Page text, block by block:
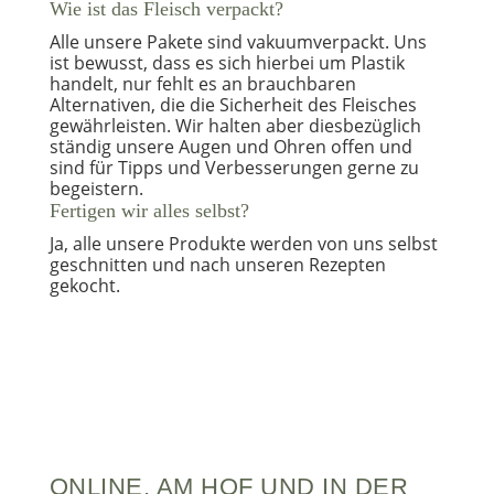
Wie ist das Fleisch verpackt?
Alle unsere Pakete sind vakuumverpackt. Uns
ist bewusst, dass es sich hierbei um Plastik
handelt, nur fehlt es an brauchbaren
Alternativen, die die Sicherheit des Fleisches
gewährleisten. Wir halten aber diesbezüglich
ständig unsere Augen und Ohren offen und
sind für Tipps und Verbesserungen gerne zu
begeistern.
Fertigen wir alles selbst?
Ja, alle unsere Produkte werden von uns selbst
geschnitten und nach unseren Rezepten
gekocht.
ONLINE, AM HOF UND IN DER